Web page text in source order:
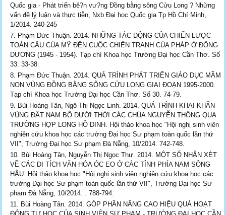
Quốc gia - Phát triển bê?n vư?ng Đồng bằng sông Cửu Long ? Những
vấn đề lý luận và thực tiễn, Nxb Đại học Quốc gia Tp Hồ Chí Minh,
1/2014. 240-245
Phạm Đức Thuận. 2014. NHỮNG TÁC ĐỘNG CỦA CHIẾN LƯỢC
TOÀN CẦU CỦA MỸ ĐẾN CUỘC CHIẾN TRANH CỦA PHÁP Ở ĐÔNG
DƯƠNG (1945 - 1954). Tạp chí Khoa học Trường Đại học Cần Thơ. Số
33. 33-38.
Phạm Đức Thuận. 2014. QUÁ TRÌNH PHÁT TRIỂN GIÁO DỤC MẦM
NON VÙNG ĐỒNG BẰNG SÔNG CỬU LONG GIAI ĐOẠN 1995-2000.
Tạp chí Khoa học Trường Đại học Cần Thơ. Số 30. 74-79.
Bùi Hoàng Tân, Ngô Thị Ngọc Linh. 2014. QUÁ TRÌNH KHAI KHẨN
VÙNG ĐẤT NAM BỘ DƯỚI THỜI CÁC CHÚA NGUYỄN THÔNG QUA
TRƯỜNG HỢP LONG HỒ DINH. Hội thảo khoa học "Hội nghị sinh viên
nghiên cứu khoa học các trường Đại học Sư phạm toàn quốc lần thứ
VII", Trường Đại học Sư phạm Đà Nẵng, 10/2014. 742-748.
Bùi Hoàng Tân, Nguyễn Thị Ngọc Thư. 2014. MỘT SỐ NHẬN XÉT
VỀ CÁC DI TÍCH VĂN HÓA ÓC EO Ở CÁC TỈNH PHÍA NAM SÔNG
HẬU. Hội thảo khoa học "Hội nghị sinh viên nghiên cứu khoa học các
trường Đại học Sư phạm toàn quốc lần thứ VII", Trường Đại học Sư
phạm Đà Nẵng, 10/2014. . 788-794.
Bùi Hoàng Tân. 2014. GÓP PHẦN NÂNG CAO HIỆU QUẢ HOẠT